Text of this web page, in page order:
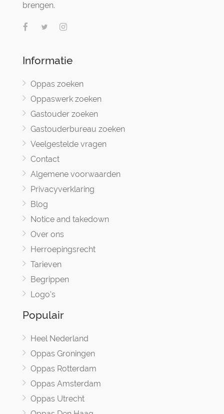
brengen.
Informatie
Oppas zoeken
Oppaswerk zoeken
Gastouder zoeken
Gastouderbureau zoeken
Veelgestelde vragen
Contact
Algemene voorwaarden
Privacyverklaring
Blog
Notice and takedown
Over ons
Herroepingsrecht
Tarieven
Begrippen
Logo's
Populair
Heel Nederland
Oppas Groningen
Oppas Rotterdam
Oppas Amsterdam
Oppas Utrecht